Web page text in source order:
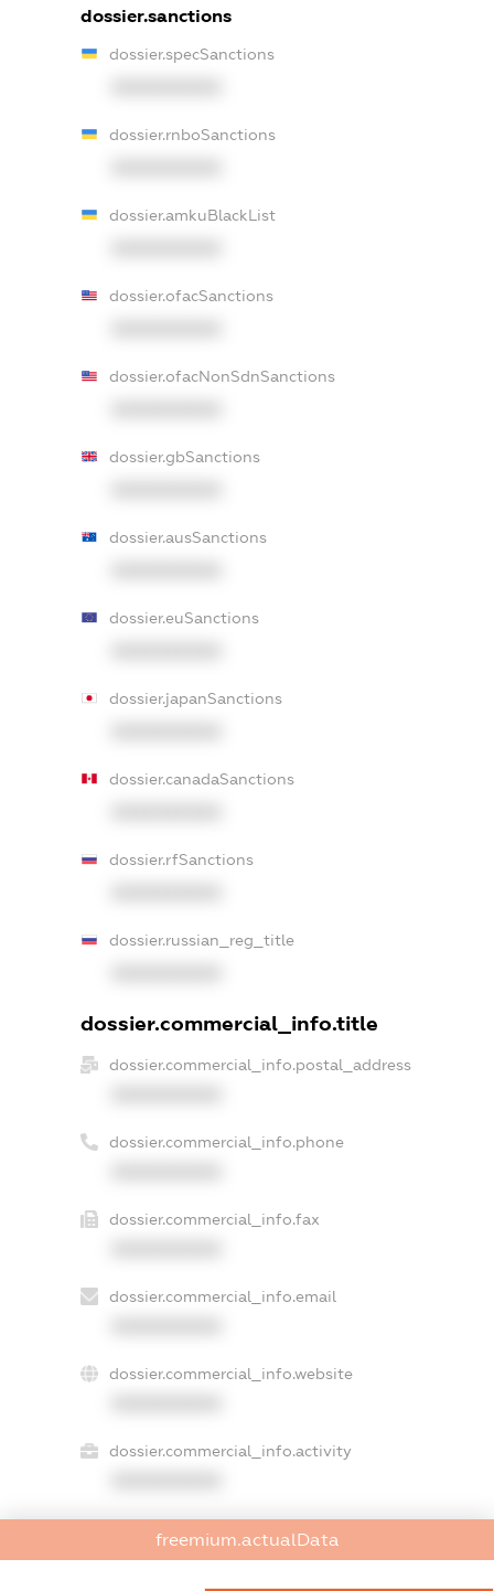
dossier.sanctions
dossier.specSanctions
dossier.rnboSanctions
dossier.amkuBlackList
dossier.ofacSanctions
dossier.ofacNonSdnSanctions
dossier.gbSanctions
dossier.ausSanctions
dossier.euSanctions
dossier.japanSanctions
dossier.canadaSanctions
dossier.rfSanctions
dossier.russian_reg_title
dossier.commercial_info.title
dossier.commercial_info.postal_address
dossier.commercial_info.phone
dossier.commercial_info.fax
dossier.commercial_info.email
dossier.commercial_info.website
dossier.commercial_info.activity
freemium.actualData